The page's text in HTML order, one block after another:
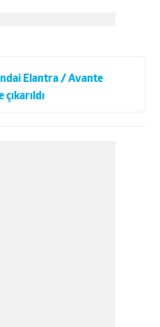
Elantra / Avante